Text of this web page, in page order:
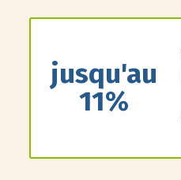
jusqu'au
11%